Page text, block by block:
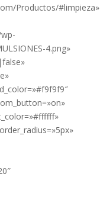
Productos/#limpieza»
4.png»